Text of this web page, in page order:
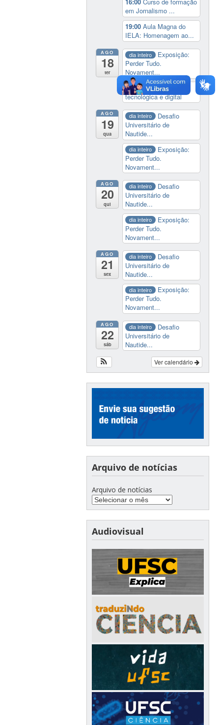
em Jornalismo ...
19:00Aula Magna do
IELA: Homenagem ao...
AGO
18
ter
dia inteiro
Exposição:
Perder Tudo.
Novament...
14:00 Soberania
tecnológica e digital
AGO
19
qua
dia inteiro
Desafio
Universitário de
Nautide...
dia inteiro
Exposição:
Perder Tudo.
Novament...
AGO
20
qui
dia inteiro
Desafio
Universitário de
Nautide...
dia inteiro
Exposição:
Perder Tudo.
Novament...
AGO
21
sex
dia inteiro
Desafio
Universitário de
Nautide...
dia inteiro
Exposição:
Perder Tudo.
Novament...
AGO
22
sáb
dia inteiro
Desafio
Universitário de
Nautide...
Ver calendário
Arquivo de notícias
Arquivo de notícias
Audiovisual